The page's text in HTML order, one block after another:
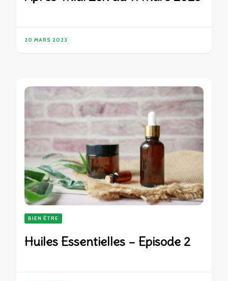
20 MARS 2023
BIEN ÊTRE
Huiles Essentielles – Episode 2